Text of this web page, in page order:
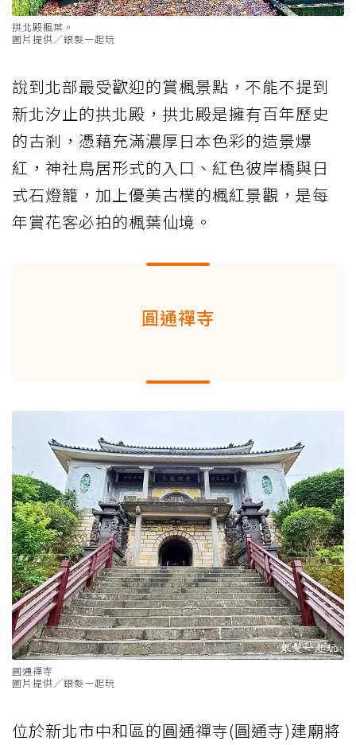
拱北殿楓葉。
圖片提供／銀髮一起玩
說到北部最受歡迎的賞楓景點，不能不提到
新北汐止的拱北殿，拱北殿是擁有百年歷史
的古剎，憑藉充滿濃厚日本色彩的造景爆
紅，神社鳥居形式的入口、紅色彼岸橋與日
式石燈籠，加上優美古樸的楓紅景觀，是每
年賞花客必拍的楓葉仙境。
圓通禪寺
圓通禪寺
圖片提供／銀髮一起玩
位於新北市中和區的圓通禪寺(圓通寺)建廟將